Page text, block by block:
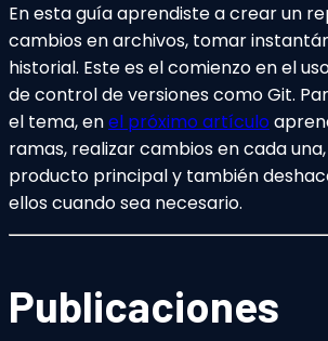
En esta guía aprendiste a crear un
cambios en archivos, tomar
historial. Este es el comienzo en el
de control de versiones como Git.
el tema, enel próximo artículo
ramas, realizar cambios en cada
producto principal y también
ellos cuando sea necesario.
Publicaciones